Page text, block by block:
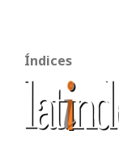
Índices